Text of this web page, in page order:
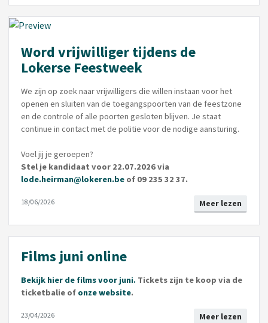
Word vrijwilliger tijdens de
Lokerse Feestweek
We zijn op zoek naar vrijwilligers die willen instaan voor het
openen en sluiten van de toegangspoorten van de feestzone
en de controle of alle poorten gesloten blijven. Je staat
continue in contact met de politie voor de nodige aansturing.
Voel jij je geroepen?
Stel je kandidaat voor 22.07.2026 via
lode.heirman@lokeren.be of 09 235 32 37.
Meer lezen
18/06/2026
Films juni online
Bekijk hier de films voor juni. Tickets zijn te koop via de
ticketbalie of onze website.
Meer lezen
23/04/2026